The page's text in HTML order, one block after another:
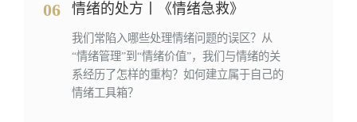
06 情绪的处方丨《情绪急救》
我们常陷入哪些处理情绪问题的误区？从
“情绪管理”到“情绪价值”，我们与情绪的关
系经历了怎样的重构？如何建立属于自己的
情绪工具箱？